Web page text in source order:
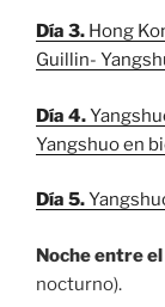
Día 3. Hong
Guillin-
Día 4.
Yangshuo en
Día 5.
Noche entre el
nocturno).